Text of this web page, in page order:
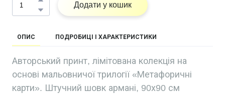
Додати у кошик
ОПИС ПОДРОБИЦІ І ХАРАКТЕРИСТИКИ
Авторський принт, лімітована колекція на
основі мальовничої трилогії «Метафоричні
карти». Штучний шовк армані, 90х90 см